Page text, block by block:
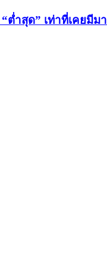
ต่ำสุด” เท่าที่เคยมีมา